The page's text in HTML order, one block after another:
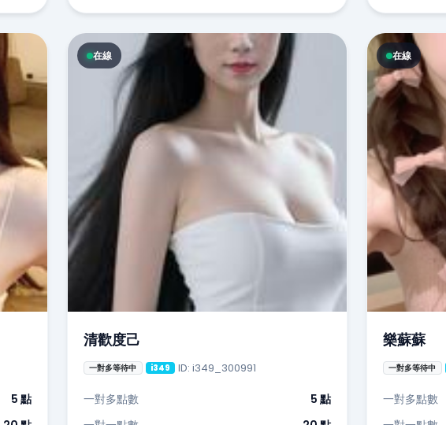
5 點
在線
清歡度己
一對多等待中 i349 ID: i349_300991
一對多點數
5 點
在線
樂蘇蘇
一對多等待中
一對多點數